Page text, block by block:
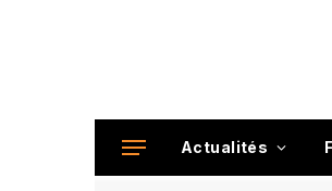
Actualités